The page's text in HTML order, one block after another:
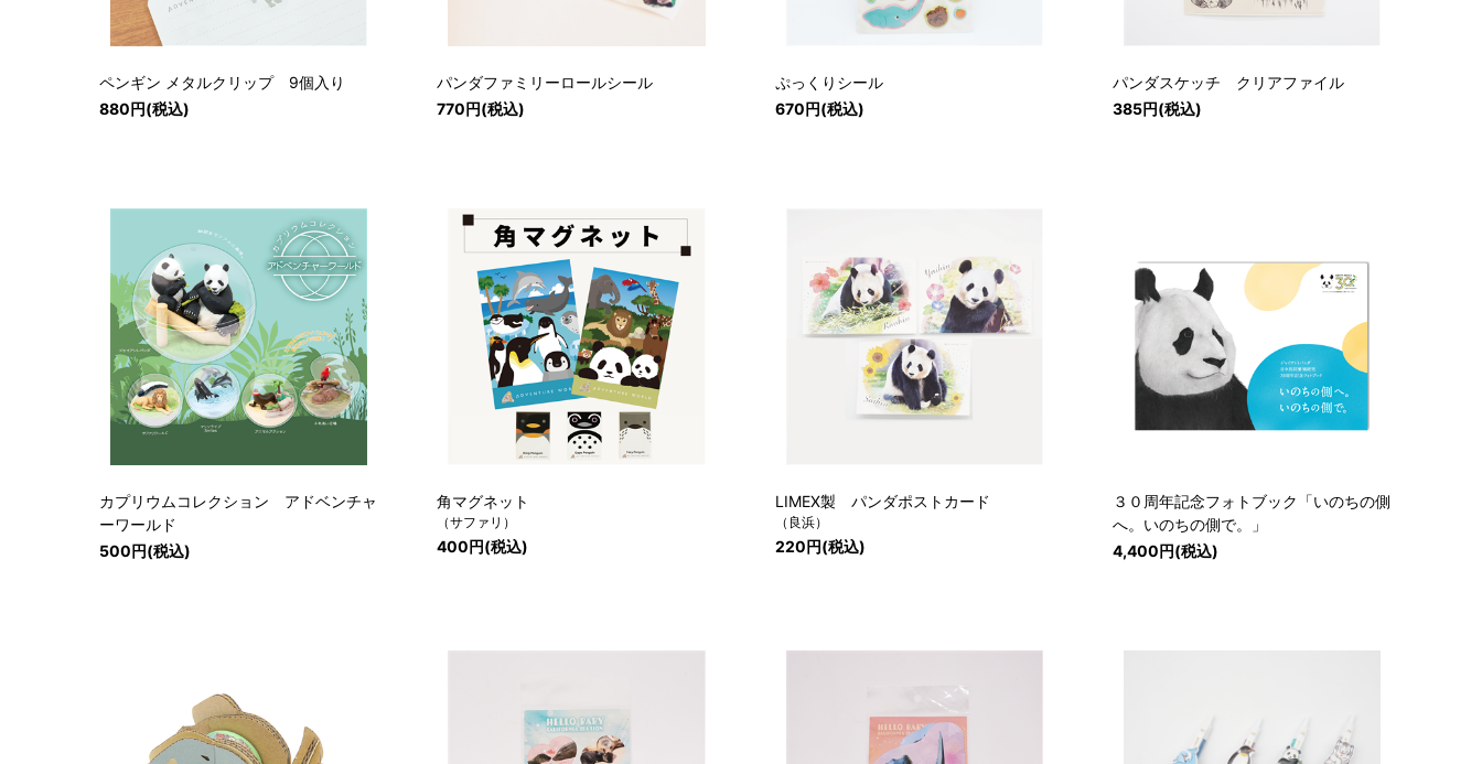
ペンギン メタルクリップ 9個入り
880円(税込)
パンダファミリーロールシール
770円(税込)
ぷっくりシール
670円(税込)
パンダスケッチ クリアファイル
385円(税込)
カプリウムコレクション アドベンチャ
ーワールド
500円(税込)
角マグネット
（サファリ）
400円(税込)
LIMEX製 パンダポストカード
（良浜）
220円(税込)
３０周年記念フォトブック「いのちの側
へ。いのちの側で。」
4,400円(税込)